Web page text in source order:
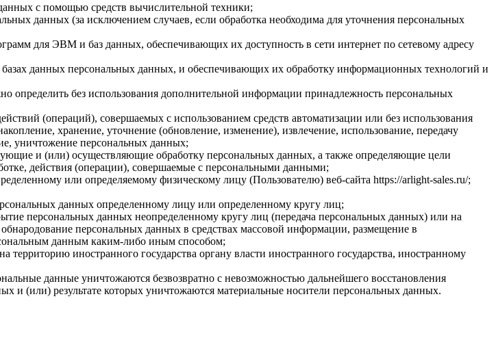
с помощью средств вычислительной техники;
данных (за исключением случаев, если обработка необходима для уточнения персональных
для ЭВМ и баз данных, обеспечивающих их доступность в сети интернет по сетевому адресу
данных персональных данных, и обеспечивающих их обработку информационных технологий и
определить без использования дополнительной информации принадлежность персональных
(операций), совершаемых с использованием средств автоматизации или без использования
хранение, уточнение (обновление, изменение), извлечение, использование, передачу
уничтожение персональных данных;
и (или) осуществляющие обработку персональных данных, а также определяющие цели
действия (операции), совершаемые с персональными данными;
или определяемому физическому лицу (Пользователю) веб-сайта https://arlight-sales.ru/;
данных определенному лицу или определенному кругу лиц;
персональных данных неопределенному кругу лиц (передача персональных данных) или на
персональных данных в средствах массовой информации, размещение в
данным каким-либо иным способом;
иностранного государства органу власти иностранного государства, иностранному
данные уничтожаются безвозвратно с невозможностью дальнейшего восстановления
(или) результате которых уничтожаются материальные носители персональных данных.